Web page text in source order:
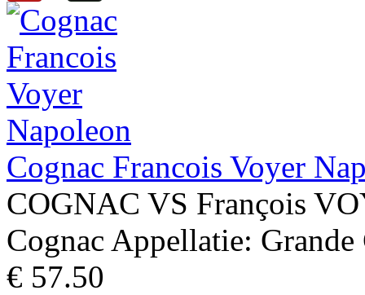
Cognac Francois Voyer
COGNAC VS François
Cognac Appellatie: Grande
€ 57.50